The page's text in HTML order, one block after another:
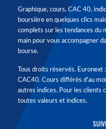
Graphique, cours, CAC 40,
boursière en quelques clics
complets sur les tendances du
main pour vous accompagner
bourse.
Tous droits réservés.
CAC40. Cours différés d'au
autres indices. Pour les clients
toutes valeurs et indices.